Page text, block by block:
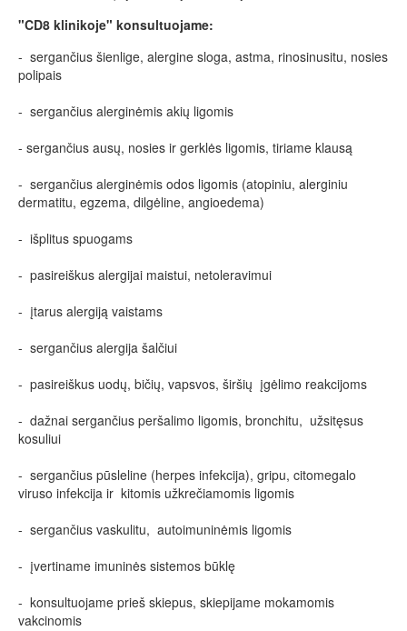
"CD8 klinikoje" konsultuojame:
- sergančius šienlige, alergine sloga, astma, rinosinusitu, nosies
polipais
- sergančius alerginėmis akių ligomis
- sergančius ausų, nosies ir gerklės ligomis, tiriame klausą
- sergančius alerginėmis odos ligomis (atopiniu, alerginiu
dermatitu, egzema, dilgėline, angioedema)
- išplitus spuogams
- pasireiškus alergijai maistui, netoleravimui
- įtarus alergiją vaistams
- sergančius alergija šalčiui
- pasireiškus uodų, bičių, vapsvos, širšių įgėlimo reakcijoms
- dažnai sergančius peršalimo ligomis, bronchitu, užsitęsus
kosuliui
- sergančius pūsleline (herpes infekcija), gripu, citomegalo
viruso infekcija ir kitomis užkrečiamomis ligomis
- sergančius vaskulitu, autoimuninėmis ligomis
- įvertiname imuninės sistemos būklę
- konsultuojame prieš skiepus, skiepijame mokamomis
vakcinomis